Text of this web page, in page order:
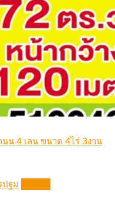
น 4 เลน ขนาด 4ไร่ 3งาน
ปฐม